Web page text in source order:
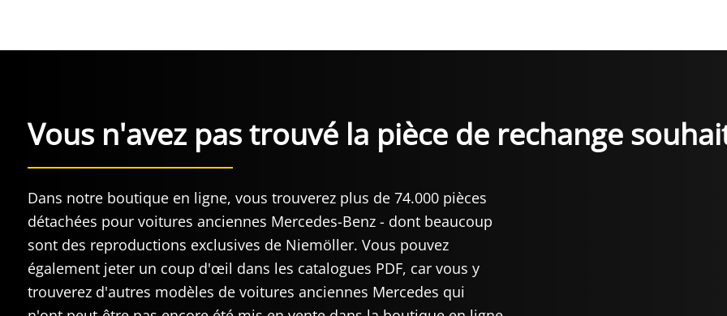
Vous n'avez pas trouvé la pièce de rechange
Dans notre boutique en ligne, vous trouverez plus de 74.000 pièces
détachées pour voitures anciennes Mercedes-Benz - dont beaucoup
sont des reproductions exclusives de Niemöller. Vous pouvez
également jeter un coup d'œil dans les catalogues PDF, car vous y
trouverez d'autres modèles de voitures anciennes Mercedes qui